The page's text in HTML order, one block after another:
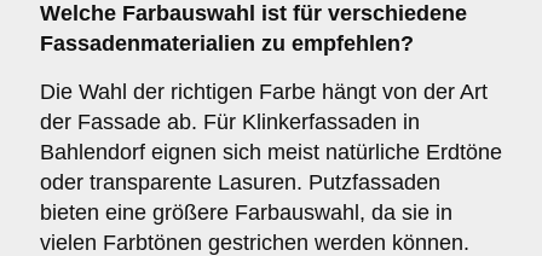
Welche Farbauswahl ist für verschiedene
Fassadenmaterialien zu empfehlen?
Die Wahl der richtigen Farbe hängt von der Art
der Fassade ab. Für Klinkerfassaden in
Bahlendorf eignen sich meist natürliche Erdtöne
oder transparente Lasuren. Putzfassaden
bieten eine größere Farbauswahl, da sie in
vielen Farbtönen gestrichen werden können.